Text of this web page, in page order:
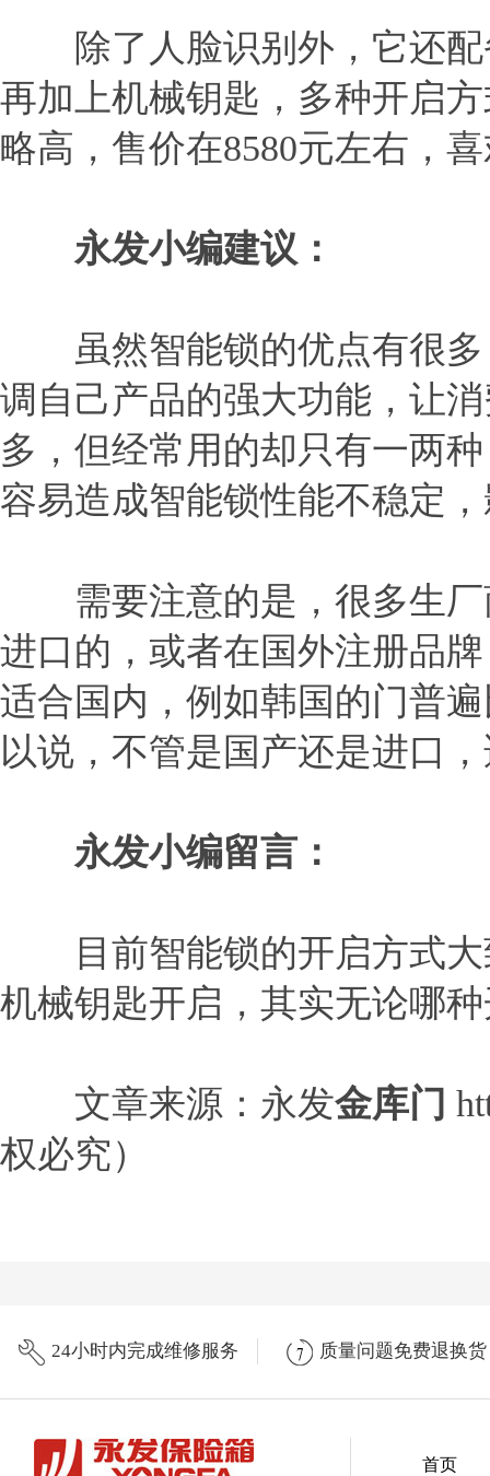
除了人脸识别外，它还配
再加上机械钥匙，多种开启
略高，售价在8580元左右，
永发小编建议：
虽然智能锁的优点有很多
调自己产品的强大功能，让
多，但经常用的却只有一两
容易造成智能锁性能不稳定
需要注意的是，很多生厂
进口的，或者在国外注册品
适合国内，例如韩国的门普
以说，不管是国产还是进口
永发小编留言：
目前智能锁的开启方式大
机械钥匙开启，其实无论哪
文章来源：永发金库门
权必究）
24小时内完成维修服务 质量问题免费退换货
首页